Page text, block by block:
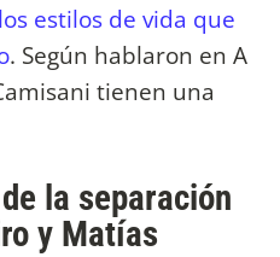
estilos de vida que
. Según hablaron en A
tienen una
la separación
y Matías